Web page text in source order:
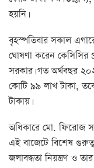
হয়নি।
বৃহস্পতিবার সকাল
ঘোষণা করেন কেসিসির
সরকার। গত অর্থবছর
কোটি ৯৯ লাখ টাকা,
টাকায়।
অধিকারে মো. ফিরোজ
এই বাজেটে বিশেষ গুরুত্ব
জলাবদ্ধতা নিয়ন্ত্রণ ও তার